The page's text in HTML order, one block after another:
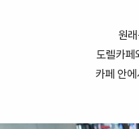
원
도렐카페
카페 안